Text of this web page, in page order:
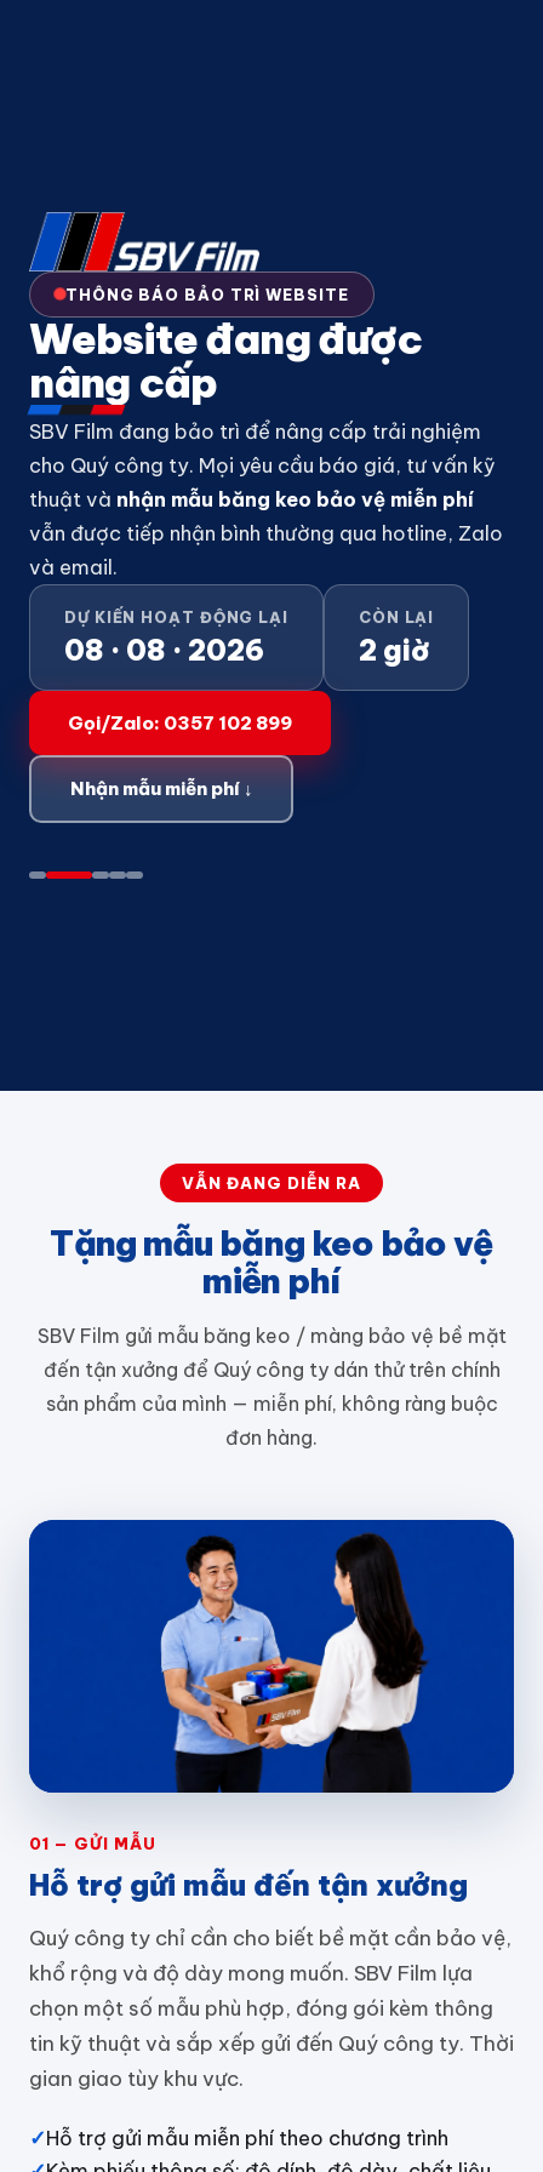
THÔNG BÁO BẢO TRÌ WEBSITE
Website đang được
nâng cấp
SBV Film đang bảo trì để nâng cấp trải nghiệm
cho Quý công ty. Mọi yêu cầu báo giá, tư vấn kỹ
thuật và nhận mẫu băng keo bảo vệ miễn phí
vẫn được tiếp nhận bình thường qua hotline, Zalo
và email.
DỰ KIẾN HOẠT ĐỘNG LẠI
08 · 08 · 2026
CÒN LẠI
2 giờ
Gọi/Zalo: 0357 102 899
Nhận mẫu miễn phí ↓
VẪN ĐANG DIỄN RA
Tặng mẫu băng keo bảo vệ
miễn phí
SBV Film gửi mẫu băng keo / màng bảo vệ bề mặt
đến tận xưởng để Quý công ty dán thử trên chính
sản phẩm của mình — miễn phí, không ràng buộc
đơn hàng.
01 — GỬI MẪU
Hỗ trợ gửi mẫu đến tận xưởng
Quý công ty chỉ cần cho biết bề mặt cần bảo vệ,
khổ rộng và độ dày mong muốn. SBV Film lựa
chọn một số mẫu phù hợp, đóng gói kèm thông
tin kỹ thuật và sắp xếp gửi đến Quý công ty. Thời
gian giao tùy khu vực.
✓Hỗ trợ gửi mẫu miễn phí theo chương trình